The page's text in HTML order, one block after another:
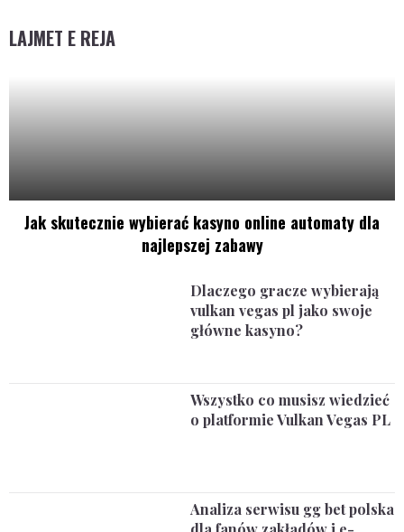
LAJMET E REJA
Jak skutecznie wybierać kasyno online automaty dla
najlepszej zabawy
Dlaczego gracze wybierają
vulkan vegas pl jako swoje
główne kasyno?
Wszystko co musisz wiedzieć
o platformie Vulkan Vegas PL
Analiza serwisu gg bet polska